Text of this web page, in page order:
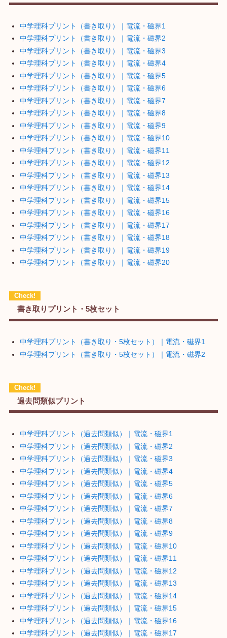
中学理科プリント（書き取り）｜電流・磁界1
中学理科プリント（書き取り）｜電流・磁界2
中学理科プリント（書き取り）｜電流・磁界3
中学理科プリント（書き取り）｜電流・磁界4
中学理科プリント（書き取り）｜電流・磁界5
中学理科プリント（書き取り）｜電流・磁界6
中学理科プリント（書き取り）｜電流・磁界7
中学理科プリント（書き取り）｜電流・磁界8
中学理科プリント（書き取り）｜電流・磁界9
中学理科プリント（書き取り）｜電流・磁界10
中学理科プリント（書き取り）｜電流・磁界11
中学理科プリント（書き取り）｜電流・磁界12
中学理科プリント（書き取り）｜電流・磁界13
中学理科プリント（書き取り）｜電流・磁界14
中学理科プリント（書き取り）｜電流・磁界15
中学理科プリント（書き取り）｜電流・磁界16
中学理科プリント（書き取り）｜電流・磁界17
中学理科プリント（書き取り）｜電流・磁界18
中学理科プリント（書き取り）｜電流・磁界19
中学理科プリント（書き取り）｜電流・磁界20
書き取りプリント・5枚セット
中学理科プリント（書き取り・5枚セット）｜電流・磁界1
中学理科プリント（書き取り・5枚セット）｜電流・磁界2
過去問類似プリント
中学理科プリント（過去問類似）｜電流・磁界1
中学理科プリント（過去問類似）｜電流・磁界2
中学理科プリント（過去問類似）｜電流・磁界3
中学理科プリント（過去問類似）｜電流・磁界4
中学理科プリント（過去問類似）｜電流・磁界5
中学理科プリント（過去問類似）｜電流・磁界6
中学理科プリント（過去問類似）｜電流・磁界7
中学理科プリント（過去問類似）｜電流・磁界8
中学理科プリント（過去問類似）｜電流・磁界9
中学理科プリント（過去問類似）｜電流・磁界10
中学理科プリント（過去問類似）｜電流・磁界11
中学理科プリント（過去問類似）｜電流・磁界12
中学理科プリント（過去問類似）｜電流・磁界13
中学理科プリント（過去問類似）｜電流・磁界14
中学理科プリント（過去問類似）｜電流・磁界15
中学理科プリント（過去問類似）｜電流・磁界16
中学理科プリント（過去問類似）｜電流・磁界17